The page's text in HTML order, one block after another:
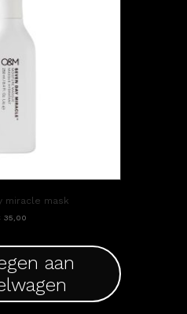
miracle mask
35,00
aan